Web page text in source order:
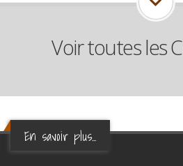
Voir toutes les
En savoir plus...